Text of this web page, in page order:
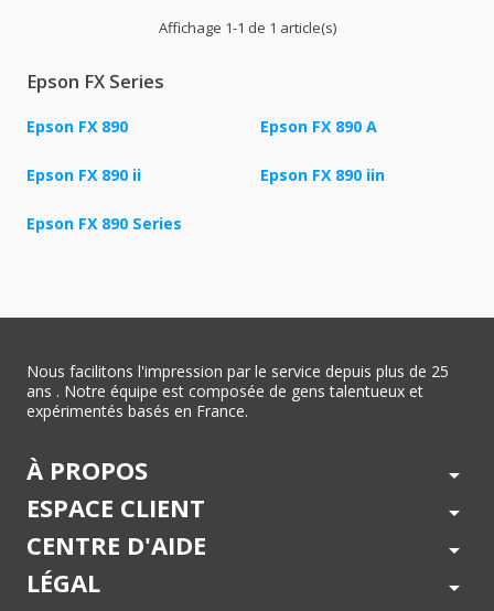
Affichage 1-1 de 1 article(s)
Epson FX Series
Epson FX 890 Epson FX 890 A
Epson FX 890 ii Epson FX 890 iin
Epson FX 890 Series
Nous facilitons l'impression par le service depuis plus de 25
ans . Notre équipe est composée de gens talentueux et
expérimentés basés en France.
À PROPOS arrow_drop_down
ESPACE CLIENT arrow_drop_down
CENTRE D'AIDE arrow_drop_down
LÉGAL arrow_drop_down